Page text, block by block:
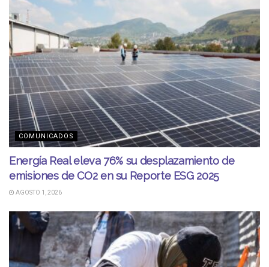
COMUNICADOS
Energía Real eleva 76% su desplazamiento de
emisiones de CO2 en su Reporte ESG 2025
AGOSTO 1, 2026